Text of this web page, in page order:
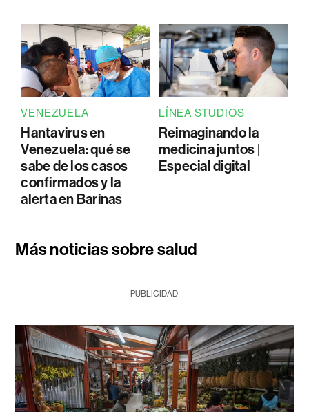
VENEZUELA
Hantavirus en
Venezuela: qué se
sabe de los casos
confirmados y la
alerta en Barinas
LÍNEA STUDIOS
Reimaginando la
medicina juntos |
Especial digital
Más noticias sobre salud
PUBLICIDAD